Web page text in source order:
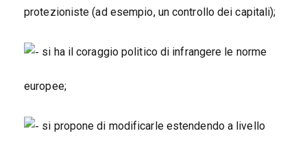
protezioniste (ad esempio, un controllo dei capitali);
si ha il coraggio politico di infrangere le norme
europee;
si propone di modificarle estendendo a livello